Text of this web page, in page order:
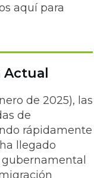
aquí para
Actual
de 2025), las
de
rápidamente
llegado